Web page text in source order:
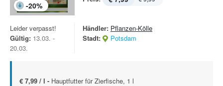
-20%
Leider verpasst!
Gültig: 13.03. -
20.03.
Händler: Pflanzen-Kölle
Stadt:
Potsdam
€ 7,99 / l - Hauptfutter für Zierfische, 1 l